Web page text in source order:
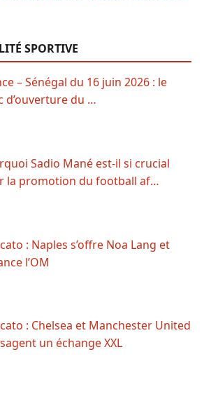
SPORTIVE
– Sénégal du 16 juin 2026 : le
d’ouverture du …
Sadio Mané est-il si crucial
la promotion du football af…
: Naples s’offre Noa Lang et
l’OM
: Chelsea et Manchester United
un échange XXL